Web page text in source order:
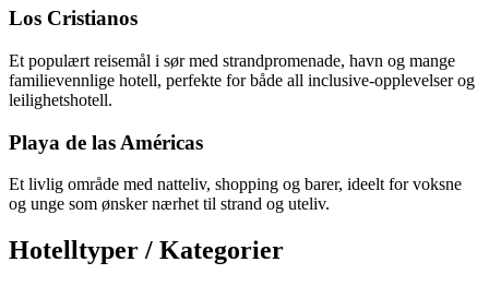
Los Cristianos
Et populært reisemål i sør med strandpromenade, havn og mange
familievennlige hotell, perfekte for både all inclusive-opplevelser og
leilighetshotell.
Playa de las Américas
Et livlig område med natteliv, shopping og barer, ideelt for voksne
og unge som ønsker nærhet til strand og uteliv.
Hotelltyper / Kategorier